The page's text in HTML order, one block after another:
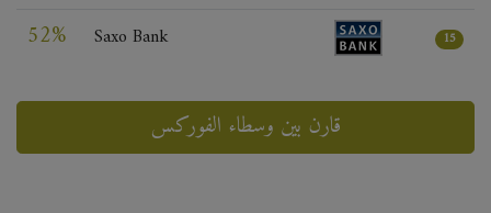
52% Saxo Bank 15
قارن بين وسطاء الفوركس